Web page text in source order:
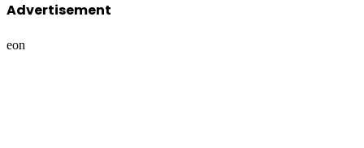
Advertisement
eon